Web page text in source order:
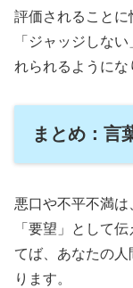
評価されることに
「ジャッジしな
れられるようにな
まとめ：言
悪口や不平不満
「要望」として
てば、あなたの
ります。